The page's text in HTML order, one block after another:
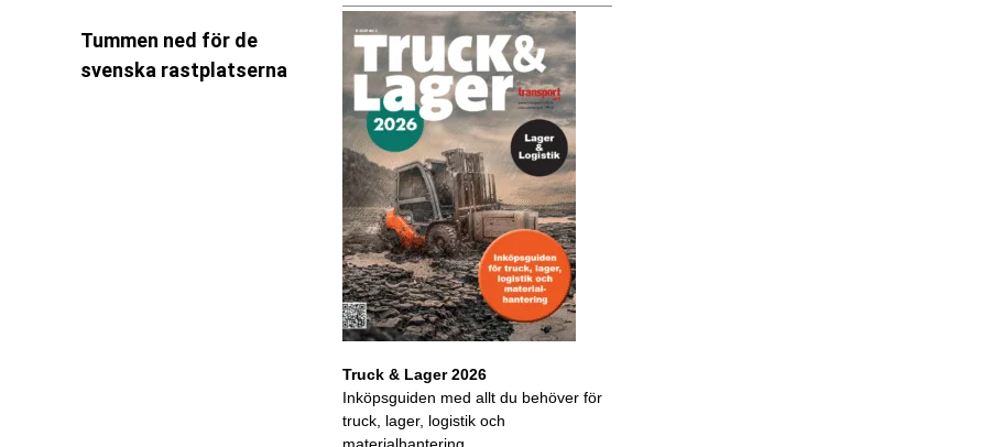
Tummen ned för de
svenska rastplatserna
Truck & Lager 2026
Inköpsguiden med allt du behöver för
truck, lager, logistik och
materialhantering.